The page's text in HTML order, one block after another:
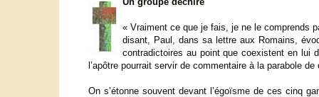
« Vraiment ce que je fais, je ne le comprends
disant, Paul, dans sa lettre aux Romains,
contradictoires au point que coexistent en lui
l’apôtre pourrait servir de commentaire à la parabole
On s’étonne souvent devant l’égoïsme de ces cinq